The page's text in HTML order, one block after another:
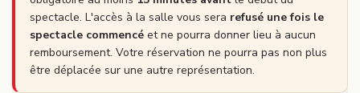
spectacle. L'accès à la salle vous sera refusé une fois le
spectacle commencé et ne pourra donner lieu à aucun
remboursement. Votre réservation ne pourra pas non plus
être déplacée sur une autre représentation.